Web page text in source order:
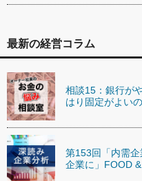
最新の経営コラム
相談15：銀行が
はり固定がよい
第153回「内需
企業に」FOOD